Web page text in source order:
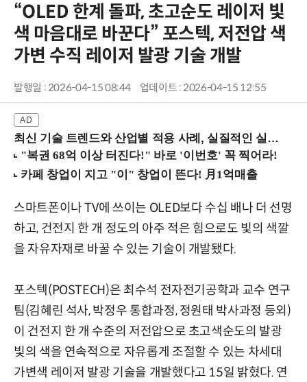
“OLED 한계 돌파, 초고순도 레이저 빛
색 마음대로 바꾼다” 포스텍, 저전압 색
가변 수직 레이저 발광 기술 개발
발행일 : 2026-04-15 08:44 업데이트 : 2026-04-15 12:55
최신 기술 트렌드와 산업별 적용 사례, 실질적인 실행 전략을 공유 (9/18 양재역)
스마트폰이나 TV에 쓰이는 OLED보다 수십 배나 더 선명
하고, 건전지 한 개 정도의 아주 적은 힘으로도 빛의 색깔
을 자유자재로 바꿀 수 있는 기술이 개발됐다.
포스텍(POSTECH)은 최수석 전자전기공학과 교수 연구
팀(김혜린 석사, 박정우 통합과정, 정원태 박사과정 등외)
이 건전지 한 개 수준의 저전압으로 초고색순도의 발광
빛의 색을 연속적으로 자유롭게 조절할 수 있는 차세대
가변색 레이저 발광 기술을 개발했다고 15일 밝혔다. 연